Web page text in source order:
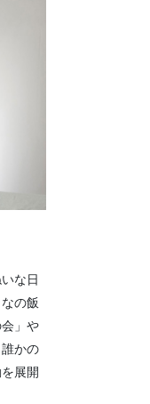
な日
の飯
」や
かの
展開